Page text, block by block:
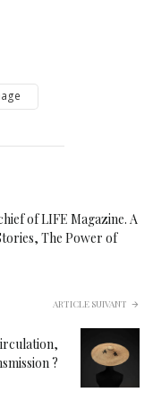
of LIFE Magazine. A
The Power of
ARTICLE SUIVANT
?